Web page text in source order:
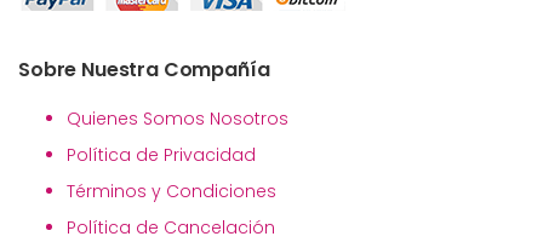
Sobre Nuestra Compañía
Quienes Somos Nosotros
Política de Privacidad
Términos y Condiciones
Política de Cancelación